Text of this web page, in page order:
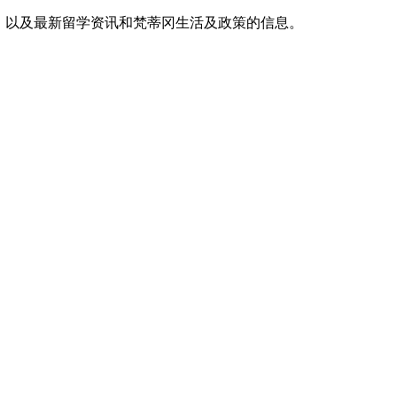
及最新留学资讯和梵蒂冈生活及政策的信息。